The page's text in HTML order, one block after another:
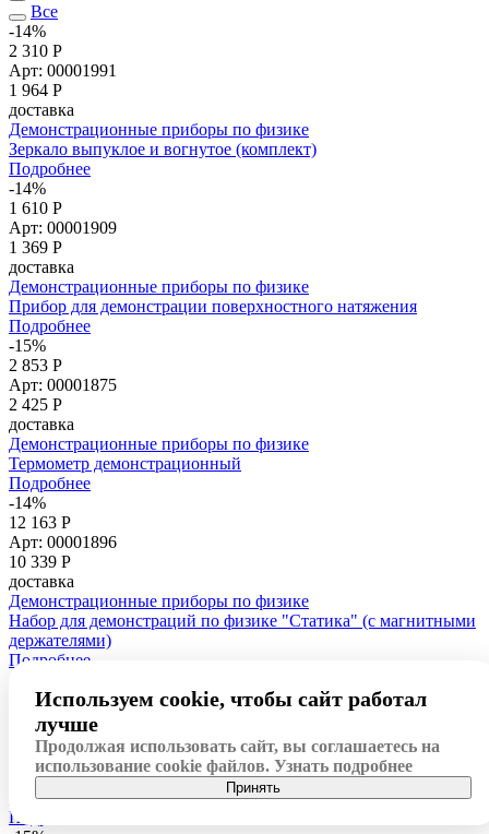
Все
-14%
2 310 Р
Арт: 00001991
1 964 Р
доставка
Демонстрационные приборы по физике
Зеркало выпуклое и вогнутое (комплект)
Подробнее
-14%
1 610 Р
Арт: 00001909
1 369 Р
доставка
Демонстрационные приборы по физике
Прибор для демонстрации поверхностного натяжения
Подробнее
-15%
2 853 Р
Арт: 00001875
2 425 Р
доставка
Демонстрационные приборы по физике
Термометр демонстрационный
Подробнее
-14%
12 163 Р
Арт: 00001896
10 339 Р
доставка
Демонстрационные приборы по физике
Набор для демонстраций по физике "Статика" (с магнитными
держателями)
Подробнее
29 295 Р
Арт: 00001849
24 901
доставка
Демонстрационные приборы по физике
Источник питания демонстрационный
Подробнее
Используем cookie, чтобы сайт работал
лучше
Продолжая использовать сайт, вы соглашаетесь на
использование cookie файлов. Узнать подробнее
Принять